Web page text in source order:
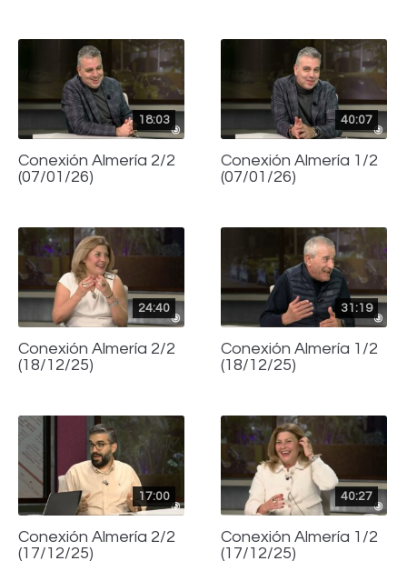
18:03
Conexión Almería 2/2
(07/01/26)
40:07
Conexión Almería 1/2
(07/01/26)
24:40
Conexión Almería 2/2
(18/12/25)
31:19
Conexión Almería 1/2
(18/12/25)
17:00
Conexión Almería 2/2
(17/12/25)
40:27
Conexión Almería 1/2
(17/12/25)